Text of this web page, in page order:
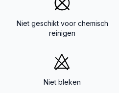
Niet geschikt voor chemisch
reinigen
Niet bleken